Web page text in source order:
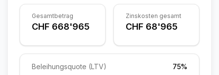
Gesamtbetrag
CHF 668'965
Zinskosten gesamt
CHF 68'965
Beleihungsquote (LTV) 75%